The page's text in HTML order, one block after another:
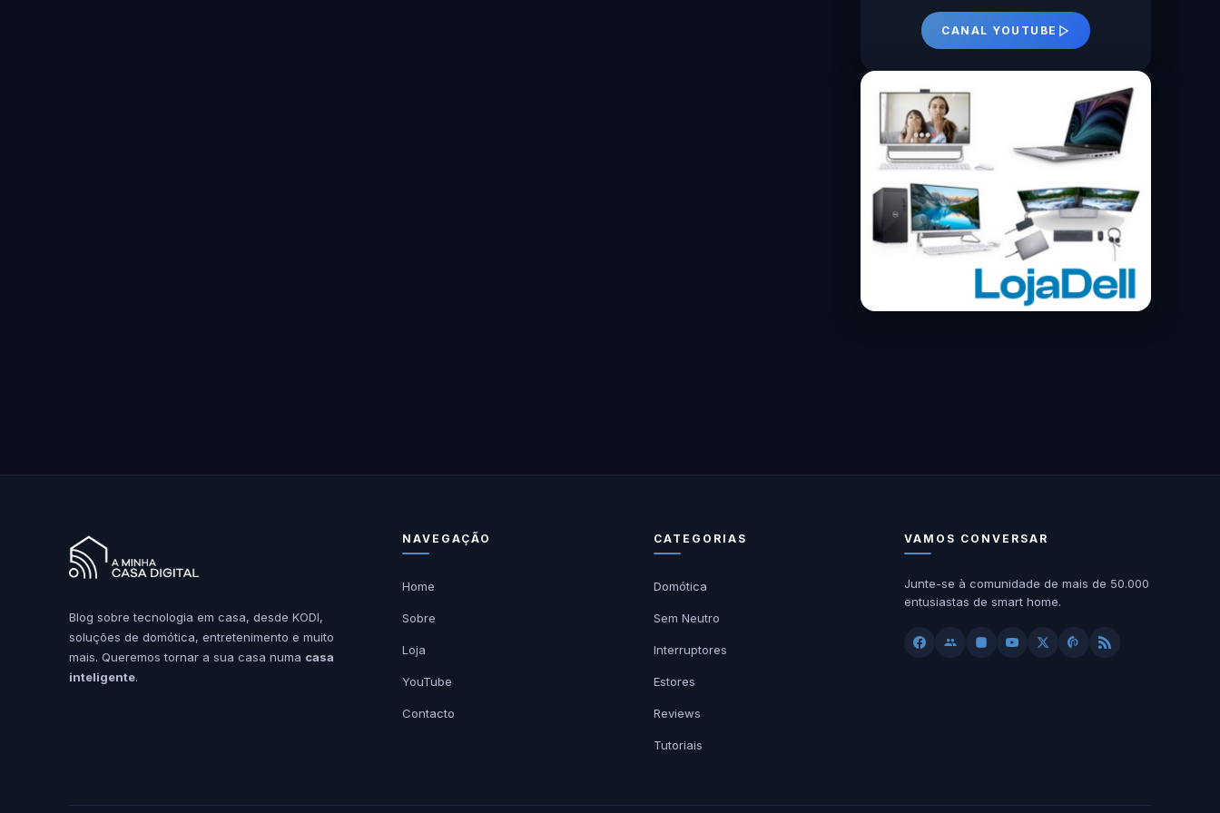
CANAL YOUTUBE
Blog sobre tecnologia em casa, desde KODI,
soluções de domótica, entretenimento e muito
mais. Queremos tornar a sua casa numa casa
inteligente.
NAVEGAÇÃO
Home
Sobre
Loja
YouTube
Contacto
CATEGORIAS
Domótica
Sem Neutro
Interruptores
Estores
Reviews
Tutoriais
VAMOS CONVERSAR
Junte-se à comunidade de mais de 50.000
entusiastas de smart home.